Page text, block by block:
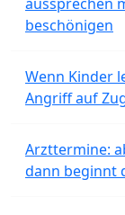
beschönigen
Wenn Kinder
Angriff auf
Arzttermine:
dann beginnt